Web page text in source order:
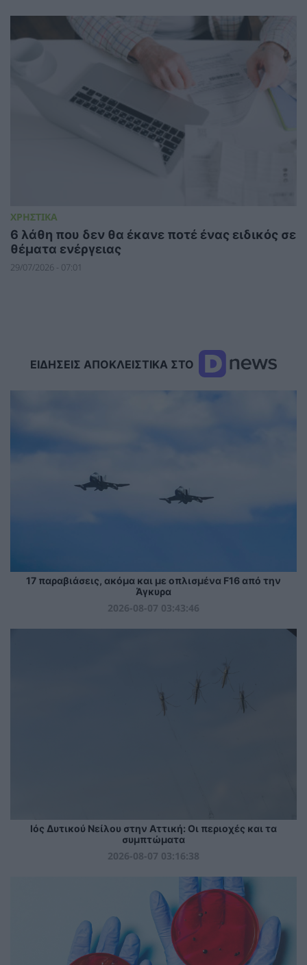
ΧΡΗΣΤΙΚΑ
6 λάθη που δεν θα έκανε ποτέ ένας ειδικός σε
θέματα ενέργειας
29/07/2026 - 07:01
ΕΙΔΗΣΕΙΣ ΑΠΟΚΛΕΙΣΤΙΚΑ ΣΤΟ
17 παραβιάσεις, ακόμα και με οπλισμένα F16 από την
Άγκυρα
2026-08-07 03:43:46
Ιός Δυτικού Νείλου στην Αττική: Οι περιοχές και τα
συμπτώματα
2026-08-07 03:16:38